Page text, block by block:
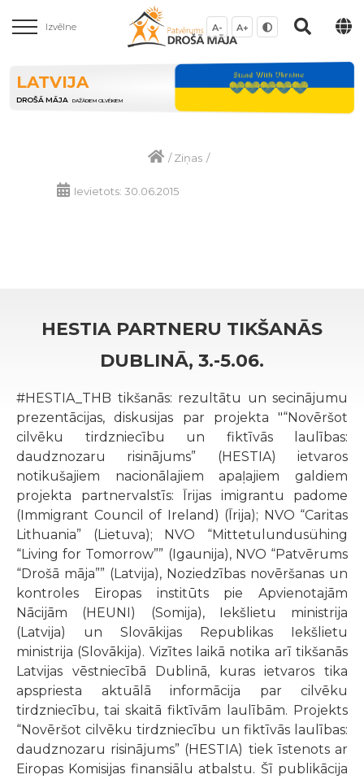
Izvēlne A- A+
LATVIJA
DROŠĀ MĀJA DAŽĀDIEM CILVĒKIEM
/Ziņas /
Ievietots: 30.06.2015
HESTIA PARTNERU TIKŠANĀS
DUBLINĀ, 3.-5.06.
#HESTIA_THB tikšanās: rezultātu un secinājumu
prezentācijas, diskusijas par projekta "“Novēršot
cilvēku tirdzniecību un fiktīvās laulības:
daudznozaru risinājums” (HESTIA) ietvaros
notikušajiem nacionālajiem apaļajiem galdiem
projekta partnervalstīs: Īrijas imigrantu padome
(Immigrant Council of Ireland) (Īrija); NVO “Caritas
Lithuania” (Lietuva); NVO “Mittetulundusühing
“Living for Tomorrow”” (Igaunija), NVO “Patvērums
“Drošā māja”” (Latvija), Noziedzības novēršanas un
kontroles Eiropas institūts pie Apvienotajām
Nācijām (HEUNI) (Somija), Iekšlietu ministrija
(Latvija) un Slovākijas Republikas Iekšlietu
ministrija (Slovākija). Vizītes laikā notika arī tikšanās
Latvijas vēstniecībā Dublinā, kuras ietvaros tika
apspriesta aktuālā informācija par cilvēku
tirdzniecību, tai skaitā fiktīvām laulībām. Projekts
“Novēršot cilvēku tirdzniecību un fiktīvās laulības:
daudznozaru risinājums” (HESTIA) tiek īstenots ar
Eiropas Komisijas finansiālu atbalstu. Šī publikācija